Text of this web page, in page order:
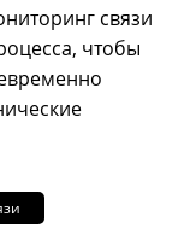
связи
чтобы